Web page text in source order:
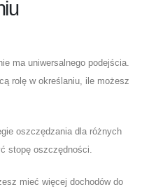
ma uniwersalnego podejścia.
rolę w określaniu, ile możesz
oszczędzania dla różnych
stopę oszczędności.
mieć więcej dochodów do